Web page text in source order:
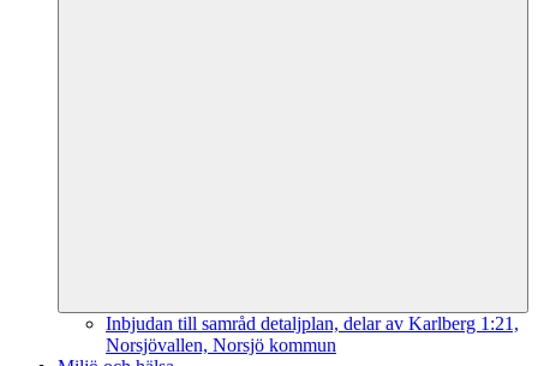
Inbjudan till samråd detaljplan, delar av Karlberg 1:21,
Norsjövallen, Norsjö kommun